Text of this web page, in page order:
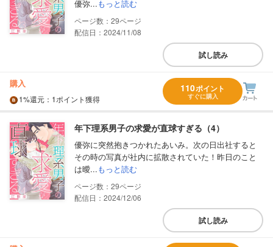
優弥...もっと読む
29
配信日：2024/11/08
試し読み
購入
1%還元 ：1ポイント獲得
110ポイント
すぐに購入
年下理系男子の求愛が直球すぎる（4）
優弥に突然抱きつかれたあいみ。次の日出社すると
その時の写真が社内に拡散されていた！昨日のこと
は曖...もっと読む
29
配信日：2024/12/06
試し読み